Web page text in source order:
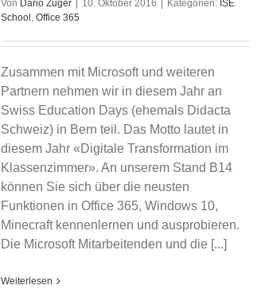
Von Dario Züger 10. Oktober 2016 Kategorien: ISE
School , Office 365
Zusammen mit Microsoft und weiteren
Partnern nehmen wir in diesem Jahr an
Swiss Education Days (ehemals Didacta
Schweiz) in Bern teil. Das Motto lautet in
diesem Jahr «Digitale Transformation im
Klassenzimmer». An unserem Stand B14
können Sie sich über die neusten
Funktionen in Office 365, Windows 10,
Minecraft kennenlernen und ausprobieren.
Die Microsoft Mitarbeitenden und die [...]
Weiterlesen